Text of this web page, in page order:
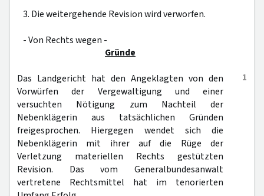
3. Die weitergehende Revision wird verworfen.
- Von Rechts wegen -
Gründe
1
Das Landgericht hat den Angeklagten von den
Vorwürfen der Vergewaltigung und einer
versuchten Nötigung zum Nachteil der
Nebenklägerin aus tatsächlichen Gründen
freigesprochen. Hiergegen wendet sich die
Nebenklägerin mit ihrer auf die Rüge der
Verletzung materiellen Rechts gestützten
Revision. Das vom Generalbundesanwalt
vertretene Rechtsmittel hat im tenorierten